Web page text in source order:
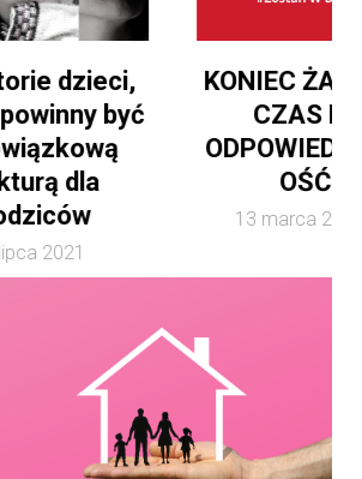
być
KONIEC ŻARTÓW.
CZAS NA
ODPOWIEDZIALN
13 marca 2020